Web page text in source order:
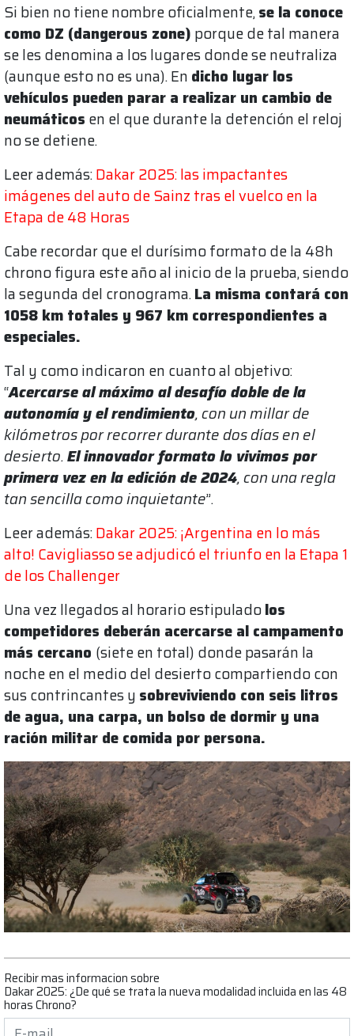
Si bien no tiene nombre oficialmente,se la conoce
como DZ (dangerous zone) porque de tal manera
se les denomina a los lugares donde se neutraliza
(aunque esto no es una). En dicho lugar los
vehículos pueden parar a realizar un cambio de
neumáticos en el que durante la detención el reloj
no se detiene.
Leer además:Dakar 2025: las impactantes
imágenes del auto de Sainz tras el vuelco en la
Etapa de 48 Horas
Cabe recordar que el durísimo formato de la 48h
chrono figura este año al inicio de la prueba, siendo
la segunda del cronograma.La misma contará con
1058 km totales y 967 km correspondientes a
especiales.
Tal y como indicaron en cuanto al objetivo:
“Acercarse al máximo al desafío doble de la
autonomía y el rendimiento, con un millar de
kilómetros por recorrer durante dos días en el
desierto.El innovador formato lo vivimos por
primera vez en la edición de 2024, con una regla
tan sencilla como inquietante”.
Leer además:Dakar 2025: ¡Argentina en lo más
alto! Cavigliasso se adjudicó el triunfo en la Etapa 1
de los Challenger
Una vez llegados al horario estipuladolos
competidores deberán acercarse al campamento
más cercano (siete en total) donde pasarán la
noche en el medio del desierto compartiendo con
sus contrincantes y sobreviviendo con seis litros
de agua, una carpa, un bolso de dormir y una
ración militar de comida por persona.
Recibir mas informacion sobre
Dakar 2025: ¿De qué se trata la nueva modalidad incluida en las 48
horas Chrono?